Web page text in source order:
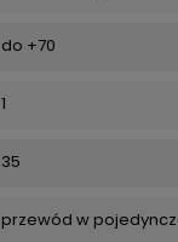
do +70
1
35
przewód w